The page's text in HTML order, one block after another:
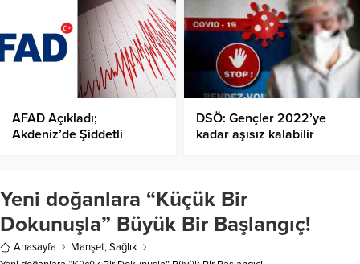
AFAD Açıkladı;
Akdeniz’de Şiddetli
DSÖ: Gençler 2022’ye
kadar aşısız kalabilir
Yeni doğanlara “Küçük Bir
Dokunuşla” Büyük Bir Başlangıç!
Anasayfa Manşet,Sağlık